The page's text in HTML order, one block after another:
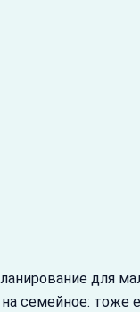
для
семейное: тоже